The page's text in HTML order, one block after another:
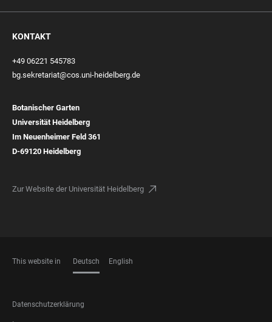
KONTAKT
+49 06221 545783
bg.sekretariat@cos.uni-heidelberg.de
Botanischer Garten
Universität Heidelberg
Im Neuenheimer Feld 361
D-69120 Heidelberg
Zur Website der Universität Heidelberg
This website in Deutsch English
FOOTER
Datenschutzerklärung